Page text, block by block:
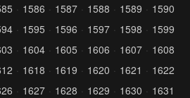
1586 1587 1588 1589
1590
1595 1596 1597 1598
1599
1604 1605 1606 1607
1608
1618 1619 1620 1621
1622
1627 1628 1629 1630
1631